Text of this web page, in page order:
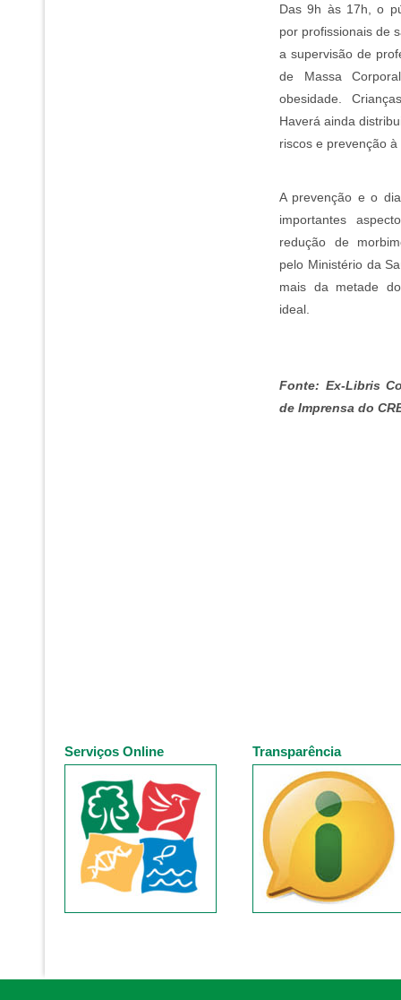
Das 9h às 17h, o
por profissionais de
a supervisão de
de Massa
obesidade.
Haverá ainda
riscos e prevenção
A prevenção e o
importantes
redução de
pelo Ministério da
mais da metade
ideal.
Fonte: Ex-Libris
de Imprensa do
Serviços Online Transparência